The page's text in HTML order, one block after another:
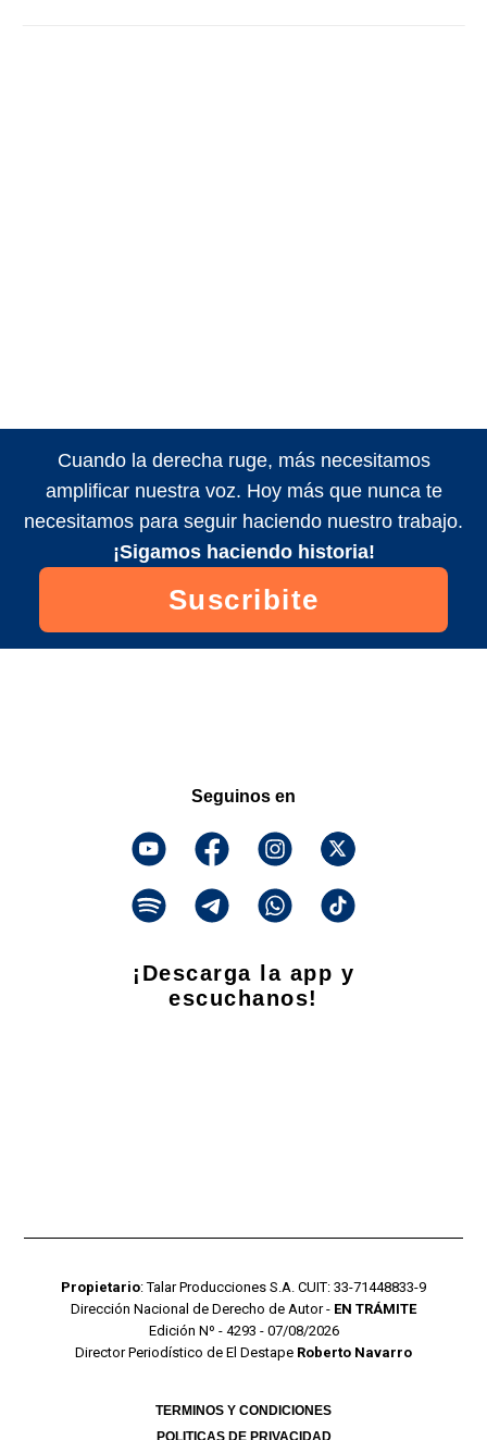
Cuando la derecha ruge, más necesitamos
amplificar nuestra voz. Hoy más que nunca te
necesitamos para seguir haciendo nuestro trabajo.
¡Sigamos haciendo historia!
Suscribite
Seguinos en
¡Descarga la app y
escuchanos!
Propietario: Talar Producciones S.A. CUIT: 33-71448833-9
Dirección Nacional de Derecho de Autor - EN TRÁMITE
Edición Nº - 4293 - 07/08/2026
Director Periodístico de El Destape Roberto Navarro
TERMINOS Y CONDICIONES
POLITICAS DE PRIVACIDAD